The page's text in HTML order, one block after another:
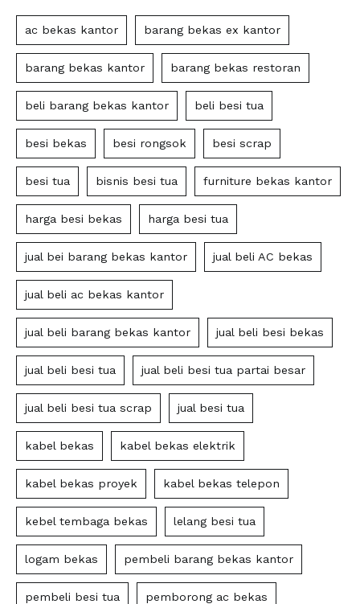
ac bekas kantor barang bekas ex kantor
barang bekas kantor barang bekas restoran
beli barang bekas kantor beli besi tua
besi bekas besi rongsok besi scrap
besi tua bisnis besi tua furniture bekas kantor
harga besi bekas harga besi tua
jual bei barang bekas kantor jual beli AC bekas
jual beli ac bekas kantor
jual beli barang bekas kantor jual beli besi bekas
jual beli besi tua jual beli besi tua partai besar
jual beli besi tua scrap jual besi tua
kabel bekas kabel bekas elektrik
kabel bekas proyek kabel bekas telepon
kebel tembaga bekas lelang besi tua
logam bekas pembeli barang bekas kantor
pembeli besi tua pemborong ac bekas